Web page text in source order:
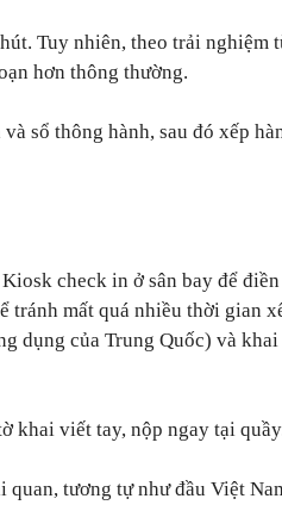
Tuy nhiên, theo trải nghiệm
hơn thông thường.
sổ thông hành, sau đó xếp
check in ở sân bay để điền
tránh mất quá nhiều thời gian
dụng của Trung Quốc) và khai
khai viết tay, nộp ngay tại
tương tự như đầu Việt